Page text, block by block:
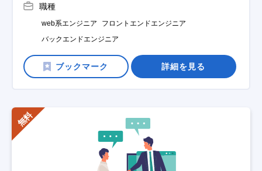
職種
web系エンジニア
フロントエンドエンジニア
バックエンドエンジニア
詳細を見る